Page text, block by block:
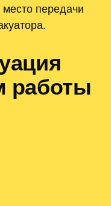
передачи
работы